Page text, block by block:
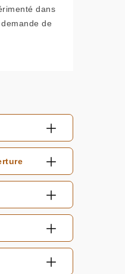
dans
de